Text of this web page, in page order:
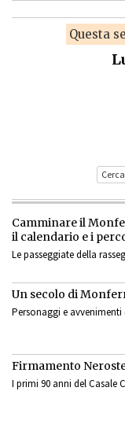
Questa
Camminare il
il calendario e i
Le passeggiate della
Un secolo di
Personaggi e avvenimenti
Firmamento
I primi 90 anni del Casale